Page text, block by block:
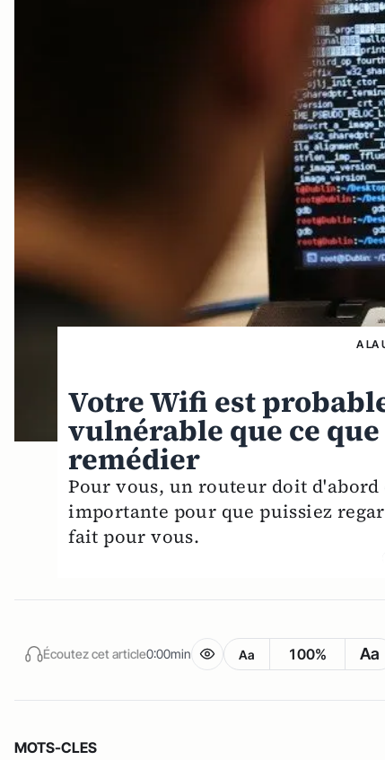
A LA
Votre Wifi est
vulnérable que ce
remédier
Pour vous, un routeur doit
importante pour que puissiez
fait pour vous.
Écoutez cet article0:00min Aa 100% Aa
MOTS-CLES